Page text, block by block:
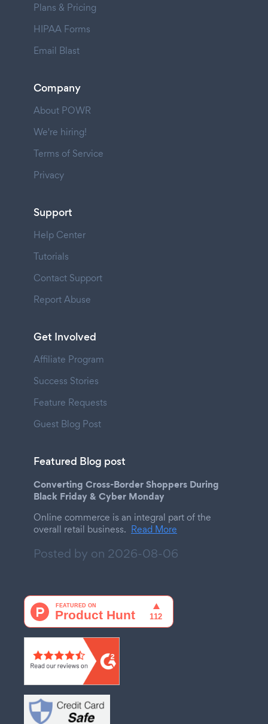
Plans & Pricing
HIPAA Forms
Email Blast
Company
About POWR
We're hiring!
Terms of Service
Privacy
Support
Help Center
Tutorials
Contact Support
Report Abuse
Get Involved
Affiliate Program
Success Stories
Feature Requests
Guest Blog Post
Featured Blog post
Converting Cross-Border Shoppers During
Black Friday & Cyber Monday
Online commerce is an integral part of the
overall retail business. Read More
Posted by on 2026-08-06